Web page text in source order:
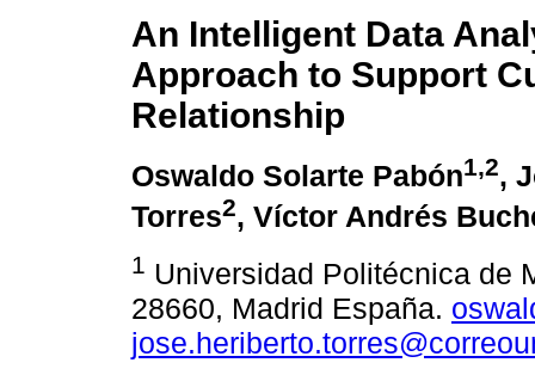
An Intelligent Data
Approach to Support
Relationship
Oswaldo Solarte Pabón1,2,
Torres2, Víctor Andrés
1 Universidad Politécnica de
28660, Madrid España.